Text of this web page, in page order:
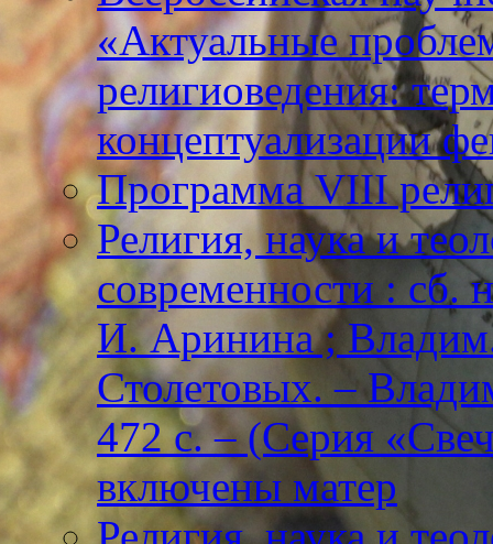
«Актуальные
религиоведения:
концептуализации
Программа VIII
Религия, наука и
современности : сб.
И. Аринина ;
Столетовых. –
472 с. – (Серия
включены матер